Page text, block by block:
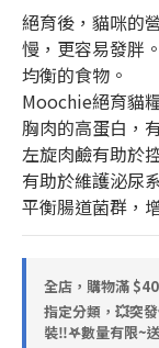
絕育後，貓咪的
慢，更容易發胖
均衡的食物。
Moochie絕育貓
胸肉的高蛋白，
左旋肉鹼有助於
有助於維護泌尿
平衡腸道菌群，
全店，購物滿
指定分類，💥突
裝‼️𖤐數量有限~